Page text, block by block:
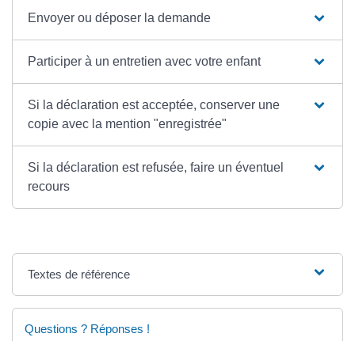
Envoyer ou déposer la demande
Participer à un entretien avec votre enfant
Si la déclaration est acceptée, conserver une
copie avec la mention "enregistrée"
Si la déclaration est refusée, faire un éventuel
recours
Textes de référence
Questions ? Réponses !